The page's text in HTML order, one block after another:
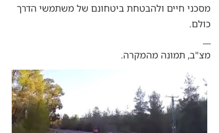
מסכני חיים ולהבטחת ביטחונם של משתמשי הדרך
כולם.
מצ"ב, תמונה מהמקרה.